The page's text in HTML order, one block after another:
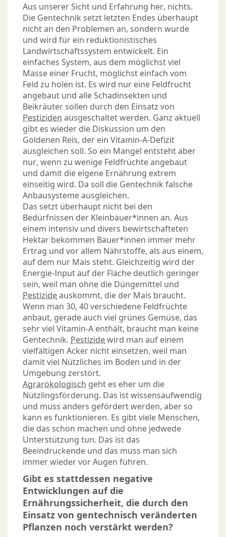
Aus unserer Sicht und Erfahrung her, nichts.
Die Gentechnik setzt letzten Endes überhaupt
nicht an den Problemen an, sondern wurde
und wird für ein reduktionistisches
Landwirtschaftssystem entwickelt. Ein
einfaches System, aus dem möglichst viel
Masse einer Frucht, möglichst einfach vom
Feld zu holen ist. Es wird nur eine Feldfrucht
angebaut und alle Schadinsekten und
Beikräuter sollen durch den Einsatz von
Pestiziden ausgeschaltet werden. Ganz aktuell
gibt es wieder die Diskussion um den
Goldenen Reis, der ein Vitamin-A-Defizit
ausgleichen soll. So ein Mangel entsteht aber
nur, wenn zu wenige Feldfrüchte angebaut
und damit die eigene Ernährung extrem
einseitig wird. Da soll die Gentechnik falsche
Anbausysteme ausgleichen.
Das setzt überhaupt nicht bei den
Bedürfnissen der Kleinbäuer*innen an. Aus
einem intensiv und divers bewirtschafteten
Hektar bekommen Bäuer*innen immer mehr
Ertrag und vor allem Nährstoffe, als aus einem,
auf dem nur Mais steht. Gleichzeitig wird der
Energie-Input auf der Fläche deutlich geringer
sein, weil man ohne die Düngemittel und
Pestizideauskommt, die der Mais braucht.
Wenn man 30, 40 verschiedene Feldfrüchte
anbaut, gerade auch viel grünes Gemüse, das
sehr viel Vitamin-A enthält, braucht man keine
Gentechnik. Pestizidewird man auf einem
vielfältigen Acker nicht einsetzen, weil man
damit viel Nützliches im Boden und in der
Umgebung zerstört.
Agrarökologisch geht es eher um die
Nützlingsförderung. Das ist wissensaufwendig
und muss anders gefördert werden, aber so
kann es funktionieren. Es gibt viele Menschen,
die das schon machen und ohne jedwede
Unterstützung tun. Das ist das
Beeindruckende und das muss man sich
immer wieder vor Augen führen.
Gibt es stattdessen negative
Entwicklungen auf die
Ernährungssicherheit, die durch den
Einsatz von gentechnisch veränderten
Pflanzen noch verstärkt werden?